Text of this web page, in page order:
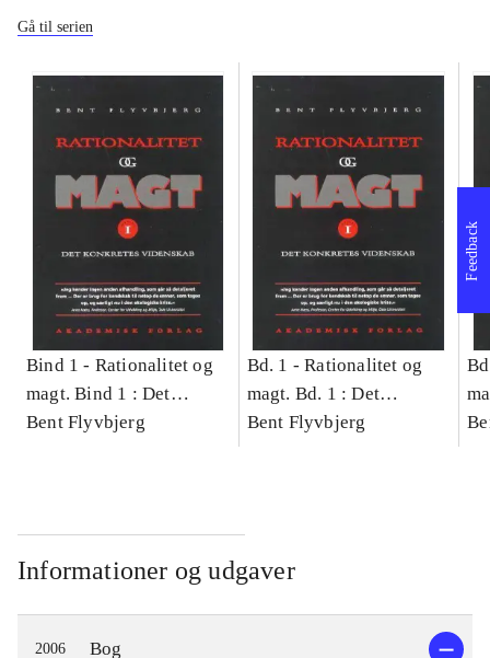
Gå til serien
Bind 1 - Rationalitet og
magt. Bind 1 : Det
konkretes videnskab
Bent Flyvbjerg
Bd. 1 -Rationalitet og
magt. Bd. 1 : Det
konkretes videnskab
Bent Flyvbjerg
Informationer og udgaver
2006 Bog
Feedback